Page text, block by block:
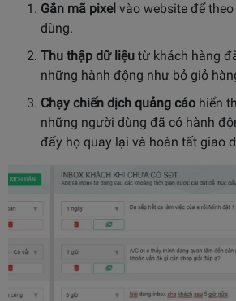
Gắn mã pixel vào website để
dùng.
Thu thập dữ liệu từ khách hàng
những hành động như bỏ giỏ
Chạy chiến dịch quảng cáo hiển
những người dùng đã có hành
đẩy họ quay lại và hoàn tất giao